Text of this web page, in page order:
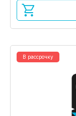
В рассрочку